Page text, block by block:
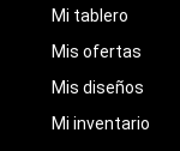
Mi tablero
Mis ofertas
Mis diseños
Mi inventario